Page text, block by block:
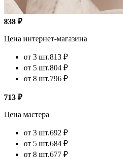
838 ₽
Цена интернет-магазина
от 3 шт.813 ₽
от 5 шт.804 ₽
от 8 шт.796 ₽
713 ₽
Цена мастера
от 3 шт.692 ₽
от 5 шт.684 ₽
от 8 шт.677 ₽